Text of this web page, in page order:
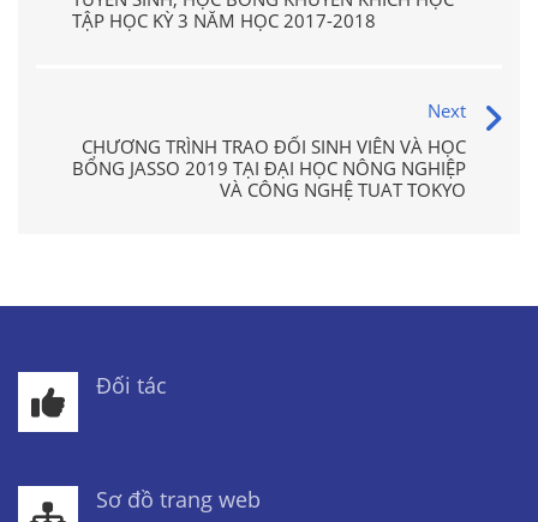
TẬP HỌC KỲ 3 NĂM HỌC 2017-2018
Next
CHƯƠNG TRÌNH TRAO ĐỔI SINH VIÊN VÀ HỌC
BỔNG JASSO 2019 TẠI ĐẠI HỌC NÔNG NGHIỆP
VÀ CÔNG NGHỆ TUAT TOKYO
Đối tác
Sơ đồ trang web